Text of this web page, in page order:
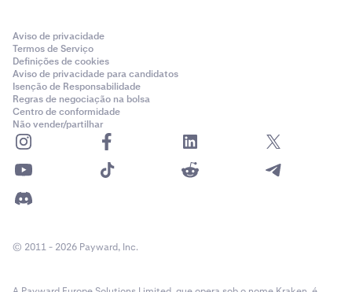
Aviso de privacidade
Termos de Serviço
Definições de cookies
Aviso de privacidade para candidatos
Isenção de Responsabilidade
Regras de negociação na bolsa
Centro de conformidade
Não vender/partilhar
© 2011 - 2026 Payward, Inc.